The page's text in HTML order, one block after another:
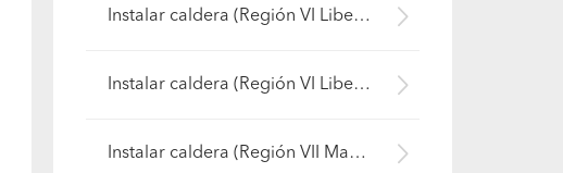
Instalar caldera (Región VI Libertador B. O'Higgins - Cardenal Caro)
Instalar caldera (Región VI Libertador B. O'Higgins - Cachapoal)
Instalar caldera (Región VII Maule - Curicó)